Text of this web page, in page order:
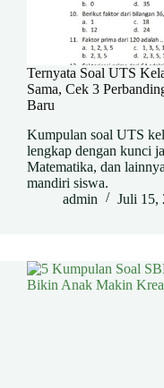
Ternyata Soal UTS
Sama, Cek 3
Baru
Kumpulan soal UTS
lengkap dengan kunci
Matematika, dan
mandiri siswa.
admin
Juli 15,